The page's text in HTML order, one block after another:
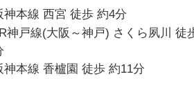
神本線 西宮 徒歩 約4分
神戸線(大阪～神戸) さくら夙川 徒
神本線 香櫨園 徒歩 約11分